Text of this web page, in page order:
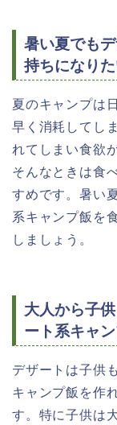
暑い夏でも
持ちになり
夏のキャンプは
早く消耗してし
れてしまい食欲
そんなときは食
すめです。暑い
系キャンプ飯を
しましょう。
大人から子
ート系キャ
デザートは子供
キャンプ飯を作
す。特に子供は